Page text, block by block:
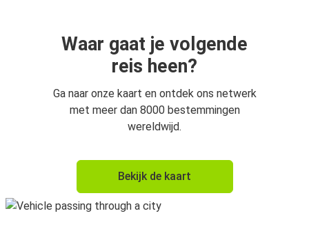
Waar gaat je volgende
reis heen?
Ga naar onze kaart en ontdek ons netwerk
met meer dan 8000 bestemmingen
wereldwijd.
Bekijk de kaart